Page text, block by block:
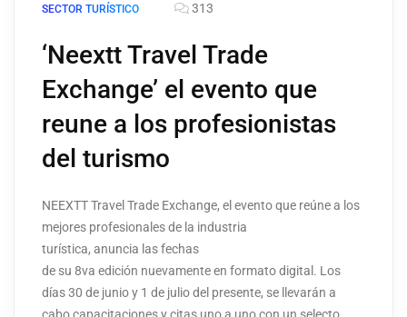
SECTOR TURÍSTICO 313
‘Neextt Travel Trade
Exchange’ el evento que
reune a los profesionistas
del turismo
NEEXTT Travel Trade Exchange, el evento que reúne a los
mejores profesionales de la industria
turística, anuncia las fechas
de su 8va edición nuevamente en formato digital. Los
días 30 de junio y 1 de julio del presente, se llevarán a